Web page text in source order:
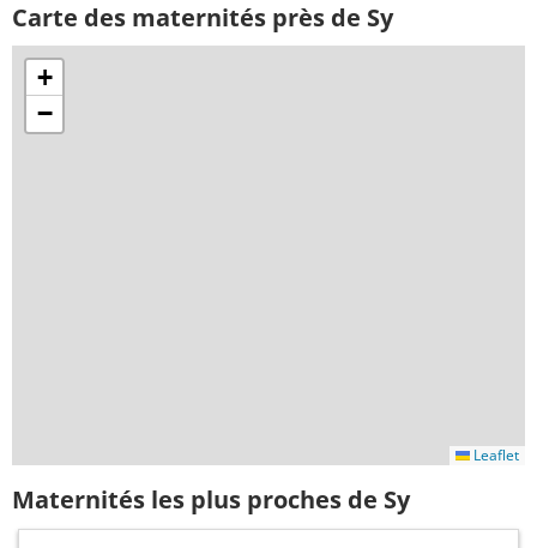
Carte des maternités près de Sy
+
−
Leaflet
Maternités les plus proches de Sy